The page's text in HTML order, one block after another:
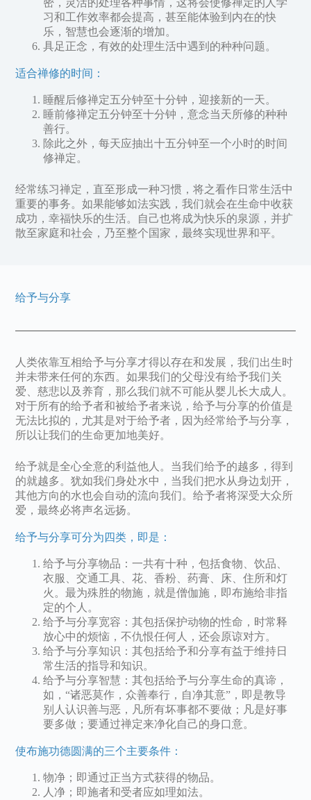
密，灵活的处理各种事情，这将会使修禅定的人学
习和工作效率都会提高，甚至能体验到内在的快
乐，智慧也会逐渐的增加。
具足正念，有效的处理生活中遇到的种种问题。
适合禅修的时间：
睡醒后修禅定五分钟至十分钟，迎接新的一天。
睡前修禅定五分钟至十分钟，意念当天所修的种种
善行。
除此之外，每天应抽出十五分钟至一个小时的时间
修禅定。
经常练习禅定，直至形成一种习惯，将之看作日常生活中
重要的事务。如果能够如法实践，我们就会在生命中收获
成功，幸福快乐的生活。自己也将成为快乐的泉源，并扩
散至家庭和社会，乃至整个国家，最终实现世界和平。
给予与分享
人类依靠互相给予与分享才得以存在和发展，我们出生时
并未带来任何的东西。如果我们的父母没有给予我们关
爱、慈悲以及养育，那么我们就不可能从婴儿长大成人。
对于所有的给予者和被给予者来说，给予与分享的价值是
无法比拟的，尤其是对于给予者，因为经常给予与分享，
所以让我们的生命更加地美好。
给予就是全心全意的利益他人。当我们给予的越多，得到
的就越多。犹如我们身处水中，当我们把水从身边划开，
其他方向的水也会自动的流向我们。给予者将深受大众所
爱，最终必将声名远扬。
给予与分享可分为四类，即是：
给予与分享物品：一共有十种，包括食物、饮品、
衣服、交通工具、花、香粉、药膏、床、住所和灯
火。最为殊胜的物施，就是僧伽施，即布施给非指
定的个人。
给予与分享宽容：其包括保护动物的性命，时常释
放心中的烦恼，不仇恨任何人，还会原谅对方。
给予与分享知识：其包括给予和分享有益于维持日
常生活的指导和知识。
给予与分享智慧：其包括给予与分享生命的真谛，
如，“诸恶莫作，众善奉行，自净其意”，即是教导
别人认识善与恶，凡所有坏事都不要做；凡是好事
要多做；要通过禅定来净化自己的身口意。
使布施功德圆满的三个主要条件：
物净；即通过正当方式获得的物品。
人净；即施者和受者应如理如法。